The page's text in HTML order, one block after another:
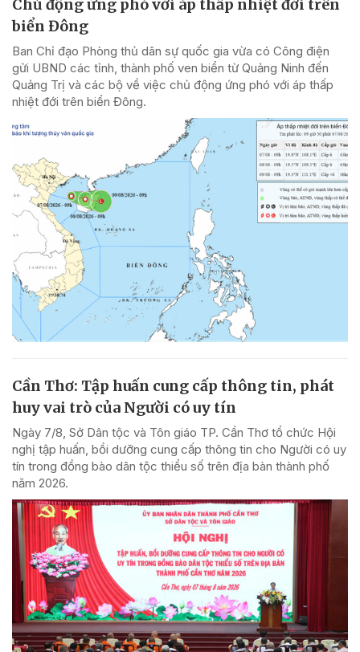
Chủ động ứng phó với áp thấp nhiệt đới trên
biển Đông
Ban Chỉ đạo Phòng thủ dân sự quốc gia vừa có Công điện
gửi UBND các tỉnh, thành phố ven biển từ Quảng Ninh đến
Quảng Trị và các bộ về việc chủ động ứng phó với áp thấp
nhiệt đới trên biển Đông.
Cần Thơ: Tập huấn cung cấp thông tin, phát
huy vai trò của Người có uy tín
Ngày 7/8, Sở Dân tộc và Tôn giáo TP. Cần Thơ tổ chức Hội
nghị tập huấn, bồi dưỡng cung cấp thông tin cho Người có uy
tín trong đồng bào dân tộc thiểu số trên địa bàn thành phố
năm 2026.